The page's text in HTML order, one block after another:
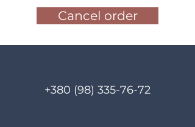
Cancel order
+380 (98) 335-76-72